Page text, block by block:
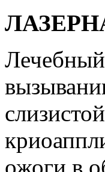
ожоги в